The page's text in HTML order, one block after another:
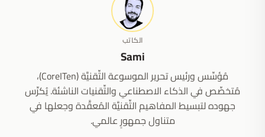
الكاتب
Sami
مُؤسِّس ورئيس تحرير الموسوعة التِّقنيَّة (CoreITen)،
مُتخصِّص في الذكاء الاصطناعي والتِّقنيات الناشئة. يُكرِّس
جهوده لتبسيط المفاهيم التِّقنيَّة المُعقَّدة وجعلها في
متناول جمهورٍ عالمي.